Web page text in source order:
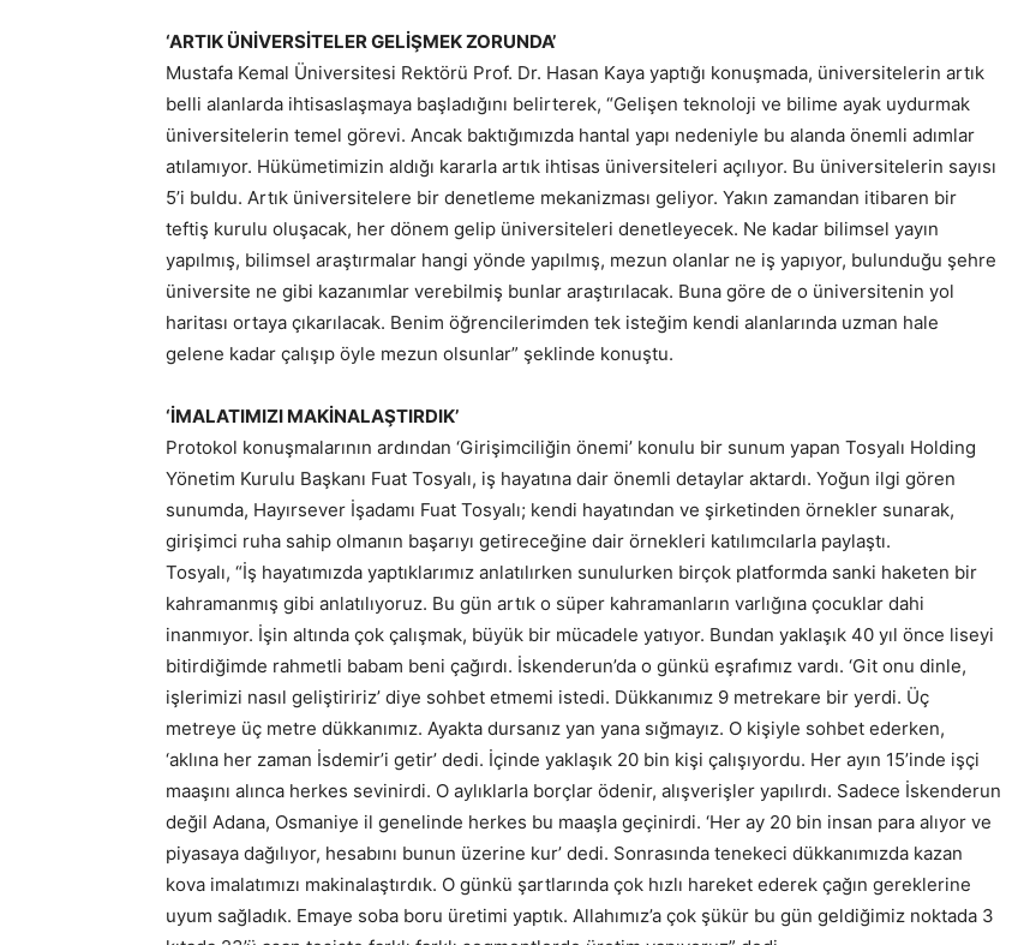
‘ARTIK ÜNİVERSİTELER GELİŞMEK ZORUNDA’
Mustafa Kemal Üniversitesi Rektörü Prof. Dr. Hasan Kaya yaptığı konuşmada, üniversitelerin artık
belli alanlarda ihtisaslaşmaya başladığını belirterek, “Gelişen teknoloji ve bilime ayak uydurmak
üniversitelerin temel görevi. Ancak baktığımızda hantal yapı nedeniyle bu alanda önemli adımlar
atılamıyor. Hükümetimizin aldığı kararla artık ihtisas üniversiteleri açılıyor. Bu üniversitelerin sayısı
5’i buldu. Artık üniversitelere bir denetleme mekanizması geliyor. Yakın zamandan itibaren bir
teftiş kurulu oluşacak, her dönem gelip üniversiteleri denetleyecek. Ne kadar bilimsel yayın
yapılmış, bilimsel araştırmalar hangi yönde yapılmış, mezun olanlar ne iş yapıyor, bulunduğu şehre
üniversite ne gibi kazanımlar verebilmiş bunlar araştırılacak. Buna göre de o üniversitenin yol
haritası ortaya çıkarılacak. Benim öğrencilerimden tek isteğim kendi alanlarında uzman hale
gelene kadar çalışıp öyle mezun olsunlar” şeklinde konuştu.
‘İMALATIMIZI MAKİNALAŞTIRDIK’
Protokol konuşmalarının ardından ‘Girişimciliğin önemi’ konulu bir sunum yapan Tosyalı Holding
Yönetim Kurulu Başkanı Fuat Tosyalı, iş hayatına dair önemli detaylar aktardı. Yoğun ilgi gören
sunumda, Hayırsever İşadamı Fuat Tosyalı; kendi hayatından ve şirketinden örnekler sunarak,
girişimci ruha sahip olmanın başarıyı getireceğine dair örnekleri katılımcılarla paylaştı.
Tosyalı, “İş hayatımızda yaptıklarımız anlatılırken sunulurken birçok platformda sanki haketen bir
kahramanmış gibi anlatılıyoruz. Bu gün artık o süper kahramanların varlığına çocuklar dahi
inanmıyor. İşin altında çok çalışmak, büyük bir mücadele yatıyor. Bundan yaklaşık 40 yıl önce liseyi
bitirdiğimde rahmetli babam beni çağırdı. İskenderun’da o günkü eşrafımız vardı. ‘Git onu dinle,
işlerimizi nasıl geliştiririz’ diye sohbet etmemi istedi. Dükkanımız 9 metrekare bir yerdi. Üç
metreye üç metre dükkanımız. Ayakta dursanız yan yana sığmayız. O kişiyle sohbet ederken,
‘aklına her zaman İsdemir’i getir’ dedi. İçinde yaklaşık 20 bin kişi çalışıyordu. Her ayın 15’inde işçi
maaşını alınca herkes sevinirdi. O aylıklarla borçlar ödenir, alışverişler yapılırdı. Sadece İskenderun
değil Adana, Osmaniye il genelinde herkes bu maaşla geçinirdi. ‘Her ay 20 bin insan para alıyor ve
piyasaya dağılıyor, hesabını bunun üzerine kur’ dedi. Sonrasında tenekeci dükkanımızda kazan
kova imalatımızı makinalaştırdık. O günkü şartlarında çok hızlı hareket ederek çağın gereklerine
uyum sağladık. Emaye soba boru üretimi yaptık. Allahımız’a çok şükür bu gün geldiğimiz noktada 3